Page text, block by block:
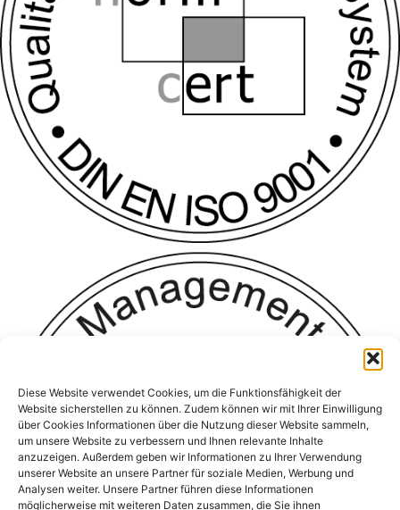
Diese Website verwendet Cookies, um die Funktionsfähigkeit der
Website sicherstellen zu können. Zudem können wir mit Ihrer Einwilligung
über Cookies Informationen über die Nutzung dieser Website sammeln,
um unsere Website zu verbessern und Ihnen relevante Inhalte
anzuzeigen. Außerdem geben wir Informationen zu Ihrer Verwendung
unserer Website an unsere Partner für soziale Medien, Werbung und
Analysen weiter. Unsere Partner führen diese Informationen
möglicherweise mit weiteren Daten zusammen, die Sie ihnen